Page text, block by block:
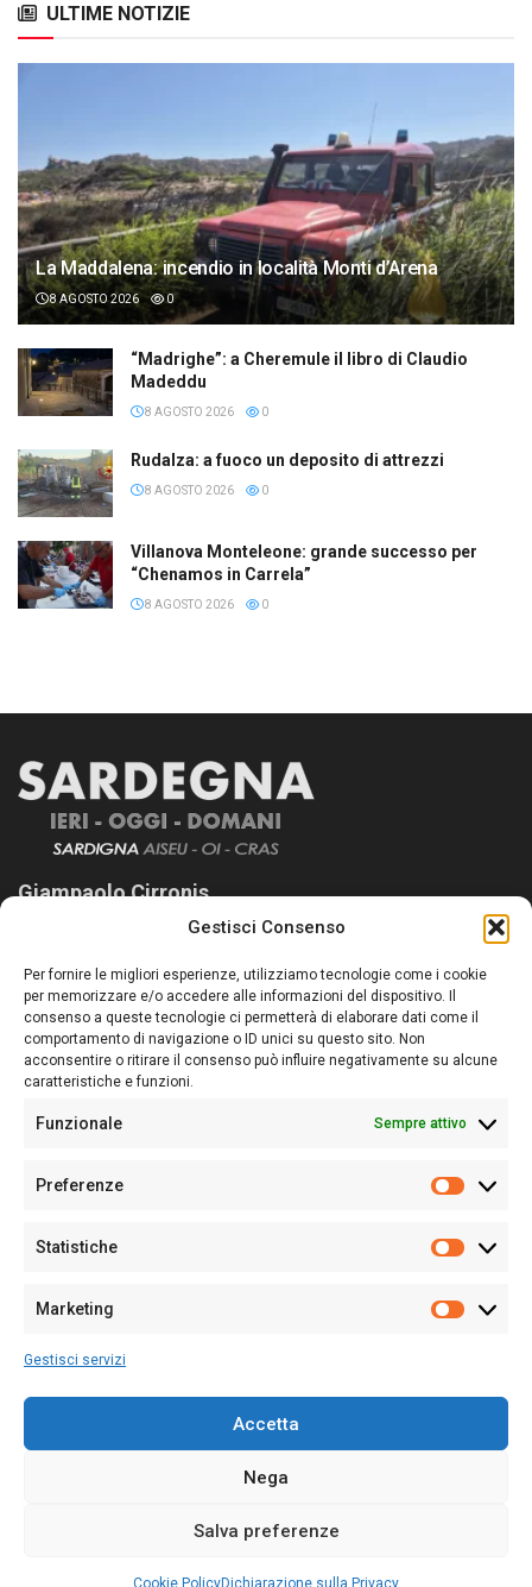
Gestisci Consenso
Per fornire le migliori esperienze, utilizziamo tecnologie come i cookie
per memorizzare e/o accedere alle informazioni del dispositivo. Il
consenso a queste tecnologie ci permetterà di elaborare dati come il
comportamento di navigazione o ID unici su questo sito. Non
acconsentire o ritirare il consenso può influire negativamente su alcune
caratteristiche e funzioni.
Funzionale Sempre attivo
Preferenze
Statistiche
Marketing
Gestisci servizi
Accetta
Nega
Salva preferenze
Cookie PolicyDichiarazione sulla Privacy
ULTIME NOTIZIE
La Maddalena: incendio in località Monti d’Arena
8 AGOSTO 2026 0
“Madrighe”: a Cheremule il libro di Claudio
Madeddu
8 AGOSTO 2026 0
Rudalza: a fuoco un deposito di attrezzi
8 AGOSTO 2026 0
Villanova Monteleone: grande successo per
“Chenamos in Carrela”
8 AGOSTO 2026 0
Giampaolo Cirronis
Sardegna Ieri-Oggi-Domani nasce per informare “liberamente” i
lettori su quanto accade in Sardegna, con un occhio rivolto al
nostro passato e, soprattutto, al nostro futuro
Follow Us
Sede:Via Cristoforo Colombo 09013 Carbonia
Partita IVA02270380922
128/2020 del 10/02/2020
Per la Pubblicità:
Sardegna Ieri-Oggi-Domani- Tutti i diritti sono riservati -